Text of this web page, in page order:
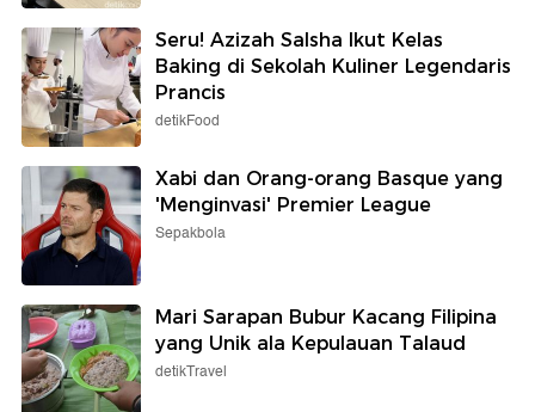
Seru! Azizah Salsha Ikut Kelas
Baking di Sekolah Kuliner Legendaris
Prancis
detikFood
Xabi dan Orang-orang Basque yang
'Menginvasi' Premier League
Sepakbola
Mari Sarapan Bubur Kacang Filipina
yang Unik ala Kepulauan Talaud
detikTravel